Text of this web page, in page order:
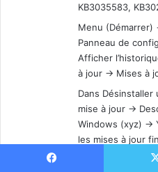
KB3035583,
Menu (Démarrer)
Panneau de
Afficher
à jour -> Mises à
Dans Désinstaller
mise à jour ->
Windows (xyz) ->
les mises à jour
(KB3021917) et